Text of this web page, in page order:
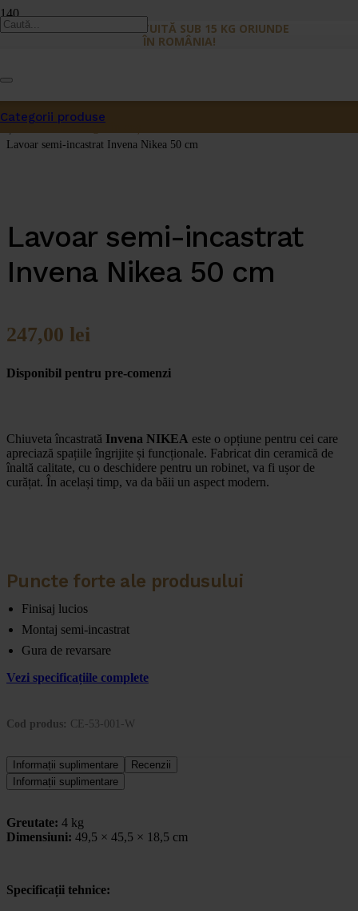
LIVRARE GRATUITĂ SUB 15 KG ORIUNDE
ÎN ROMÂNIA!
Produsa fost adăugat în coș.
Categorii produse
/
Lavoare
/
Lavoar semi-incastrat Invena Nikea 50 cm
Lavoar semi-incastrat
Invena Nikea 50 cm
247,00 lei
Disponibil pentru pre-comenzi
Chiuveta încastrată Invena NIKEA este o opțiune pentru cei care
apreciază spațiile îngrijite și funcționale. Fabricat din ceramică de
înaltă calitate, cu o deschidere pentru un robinet, va fi ușor de
curățat. În același timp, va da băii un aspect modern.
Puncte forte ale produsului
Finisaj lucios
Montaj semi-incastrat
Gura de revarsare
Vezi specificațiile complete
Cod produs: CE-53-001-W
Informații suplimentare
Recenzii
Informații suplimentare
Greutate: 4 kg
Dimensiuni: 49,5 × 45,5 × 18,5 cm
Specificații tehnice: